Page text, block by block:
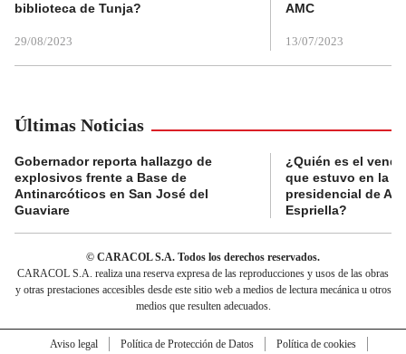
biblioteca de Tunja?
29/08/2023
AMC
13/07/2023
Últimas Noticias
Gobernador reporta hallazgo de
explosivos frente a Base de
Antinarcóticos en San José del
Guaviare
¿Quién es el
que estuvo en la
presidencial de
Espriella?
© CARACOL S.A. Todos los derechos reservados.
CARACOL S.A. realiza una reserva expresa de las reproducciones y usos de las obras
y otras prestaciones accesibles desde este sitio web a medios de lectura mecánica u otros
medios que resulten adecuados.
Aviso legal Política de Protección de Datos
Política de cookies